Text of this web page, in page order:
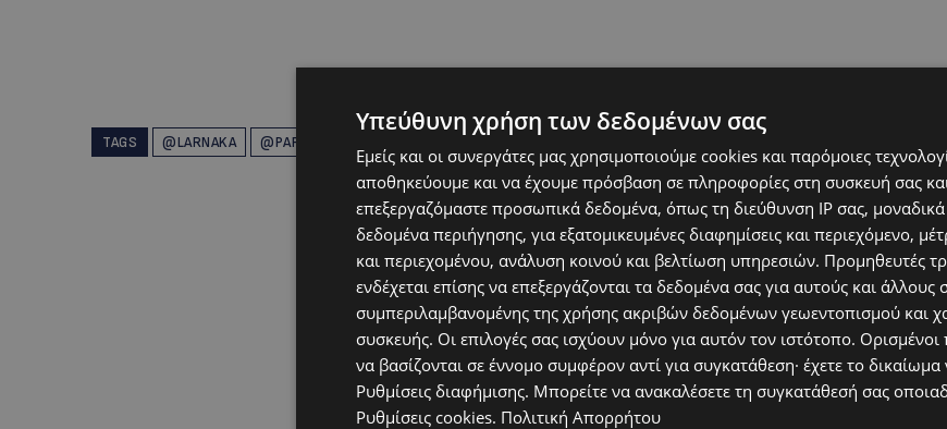
TAGS @LARNAKA @PAFOS
Υπεύθυνη χρήση των δεδομένων σας
Εμείς και οι συνεργάτες μας χρησιμοποιούμε cookies και παρόμοιες
αποθηκεύουμε και να έχουμε πρόσβαση σε πληροφορίες στη συσκευή σας
επεξεργαζόμαστε προσωπικά δεδομένα, όπως τη διεύθυνση IP σας, μοναδικά
δεδομένα περιήγησης, για εξατομικευμένες διαφημίσεις και περιεχόμενο,
και περιεχομένου, ανάλυση κοινού και βελτίωση υπηρεσιών. Προμηθευτές
ενδέχεται επίσης να επεξεργάζονται τα δεδομένα σας για αυτούς και άλλους
συμπεριλαμβανομένης της χρήσης ακριβών δεδομένων γεωεντοπισμού και
συσκευής. Οι επιλογές σας ισχύουν μόνο για αυτόν τον ιστότοπο.
να βασίζονται σε έννομο συμφέρον αντί για συγκατάθεση· έχετε το δικαίωμα
Ρυθμίσεις διαφήμισης. Μπορείτε να ανακαλέσετε τη συγκατάθεσή σας
Ρυθμίσεις cookies. Πολιτική Απορρήτου